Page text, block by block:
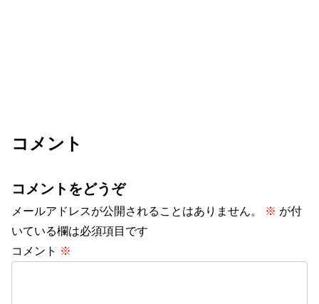
コメント
コメントをどうぞ
メールアドレスが公開されることはありません。 ※ が付
いている欄は必須項目です
コメント ※